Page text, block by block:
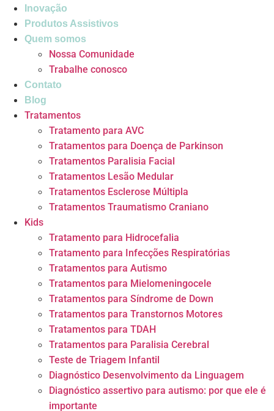
Inovação
Produtos Assistivos
Quem somos
Nossa Comunidade
Trabalhe conosco
Contato
Blog
Tratamentos
Tratamento para AVC
Tratamentos para Doença de Parkinson
Tratamentos Paralisia Facial
Tratamentos Lesão Medular
Tratamentos Esclerose Múltipla
Tratamentos Traumatismo Craniano
Kids
Tratamento para Hidrocefalia
Tratamento para Infecções Respiratórias
Tratamentos para Autismo
Tratamentos para Mielomeningocele
Tratamentos para Síndrome de Down
Tratamentos para Transtornos Motores
Tratamentos para TDAH
Tratamentos para Paralisia Cerebral
Teste de Triagem Infantil
Diagnóstico Desenvolvimento da Linguagem
Diagnóstico assertivo para autismo: por que ele é
importante